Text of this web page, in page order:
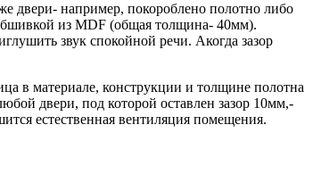
двери- например, покороблено полотно либо
из MDF (общая толщина- 40мм).
звук спокойной речи. Акогда зазор
в материале, конструкции и толщине полотна
двери, под которой оставлен зазор 10мм,-
естественная вентиляция помещения.